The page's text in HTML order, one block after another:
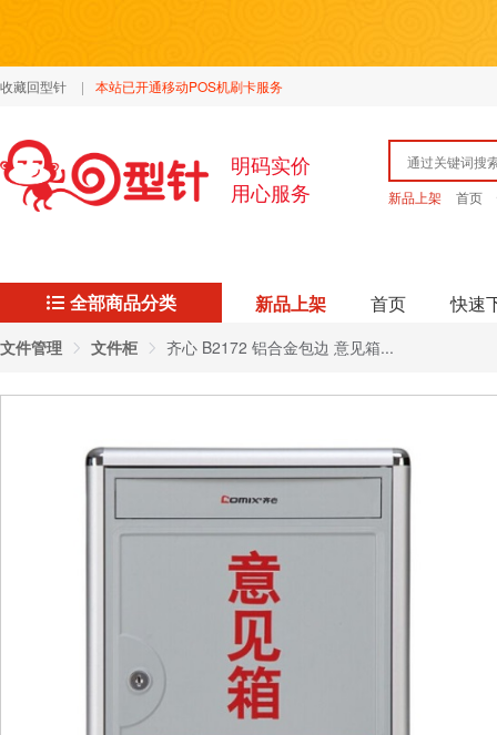
收藏回型针 | 本站已开通移动POS机刷卡服务
明码实价
用心服务
新品上架 首页
全部商品分类 新品上架 首页 快速
文件管理 文件柜 齐心 B2172 铝合金包边 意见箱...